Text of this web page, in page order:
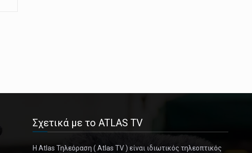
Σχετικά με το ATLAS TV
Η Atlas Τηλεόραση ( Atlas TV ) είναι ιδιωτικός τηλεοπτικός